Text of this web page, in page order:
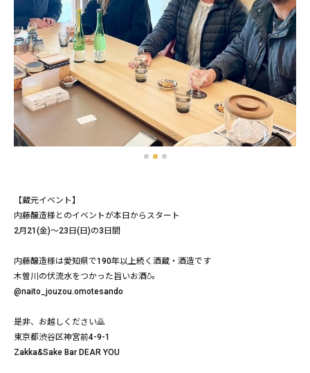
【蔵元イベント】
内藤醸造様とのイベントが本日からスタート
2月21(金)～23日(日)の3日間
内藤醸造様は愛知県で190年以上続く酒蔵・酒造です
木曽川の伏流水をつかった旨いお酒🍶
@naito_jouzou.omotesando
是非、お越しください🙇
東京都渋谷区神宮前4-9-1
Zakka&Sake Bar DEAR YOU